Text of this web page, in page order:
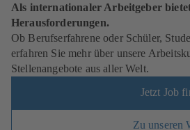
Als internationaler Arbeitgeber
Herausforderungen.
Ob Berufserfahrene oder Schüler,
erfahren Sie mehr über unsere
Stellenangebote aus aller Welt.
Jetzt Job
Zu unseren